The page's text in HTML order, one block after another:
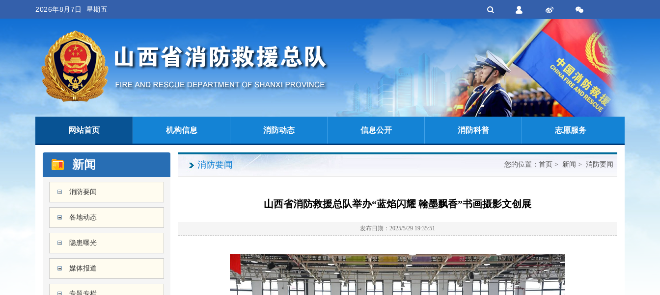
2026年8月7日 星期五
网站首页 机构信息 消防动态 信息公开 消防科普 志愿服务
新闻
消防要闻
各地动态
隐患曝光
媒体报道
消防要闻 您的位置： 首页 > 新闻 > 消防要闻
山西省消防救援总队举办“蓝焰闪耀 翰墨飘香”书画摄影文创展
发布日期：2025/5/29 19:35:51